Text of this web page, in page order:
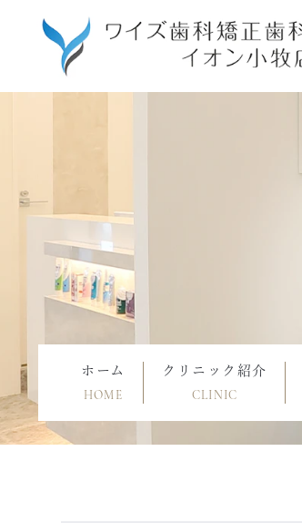
ホーム
HOME
クリニック紹介
CLINIC